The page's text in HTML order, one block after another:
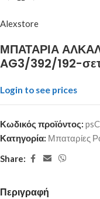
Alexstore
ΜΠΑΤΑΡΙΑ
AG3/392/192-
Login to see prices
Κωδικός προϊόντος:
Κατηγορία: Μπαταρίες
Share:
Περιγραφή